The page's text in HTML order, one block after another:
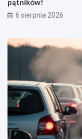
pątników!
6 sierpnia 2026